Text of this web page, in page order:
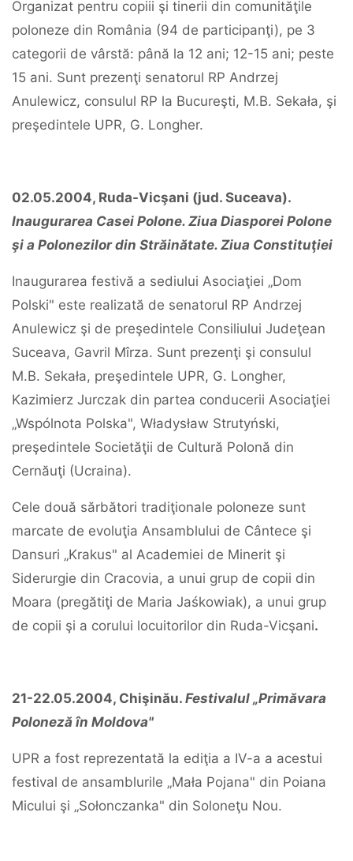
Organizat pentru copiii şi tinerii din comunităţile
poloneze din România (94 de participanţi), pe 3
categorii de vârstă: până la 12 ani; 12-15 ani; peste
15 ani. Sunt prezenţi senatorul RP Andrzej
Anulewicz, consulul RP la Bucureşti, M.B. Sekała, şi
preşedintele UPR, G. Longher.
02.05.2004, Ruda-Vicşani (jud. Suceava).
Inaugurarea Casei Polone. Ziua Diasporei Polone
şi a Polonezilor din Străinătate. Ziua Constituţiei
Inaugurarea festivă a sediului Asociaţiei „Dom
Polski" este realizată de senatorul RP Andrzej
Anulewicz şi de preşedintele Consiliului Judeţean
Suceava, Gavril Mîrza. Sunt prezenţi şi consulul
M.B. Sekała, preşedintele UPR, G. Longher,
Kazimierz Jurczak din partea conducerii Asociaţiei
„Wspólnota Polska", Władysław Strutyński,
preşedintele Societăţii de Cultură Polonă din
Cernăuţi (Ucraina).
Cele două sărbători tradiţionale poloneze sunt
marcate de evoluţia Ansamblului de Cântece şi
Dansuri „Krakus" al Academiei de Minerit şi
Siderurgie din Cracovia, a unui grup de copii din
Moara (pregătiţi de Maria Jaśkowiak), a unui grup
de copii şi a corului locuitorilor din Ruda-Vicşani.
21-22.05.2004, Chişinău. Festivalul „Primăvara
Poloneză în Moldova"
UPR a fost reprezentată la ediţia a IV-a a acestui
festival de ansamblurile „Mała Pojana" din Poiana
Micului şi „Sołonczanka" din Soloneţu Nou.